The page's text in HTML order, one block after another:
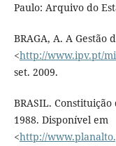
Paulo: Arquivo do
BRAGA, A. A Gestão
<http://www.ipv.pt/
set. 2009.
BRASIL.
1988. Disponível em
<http://